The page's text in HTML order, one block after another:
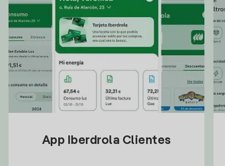
App Iberdrola Clientes